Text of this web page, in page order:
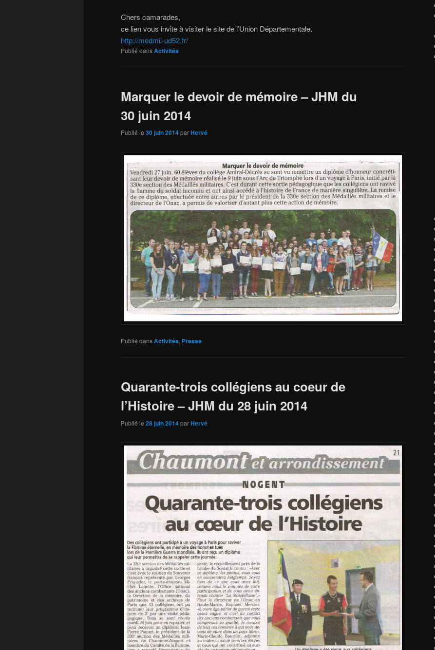
Chers camarades,
ce lien vous invite à visiter le site de l’Union Départementale.
http://medmil-ud52.fr/
Publié dansActivités
Marquer le devoir de mémoire – JHM du
30 juin 2014
Publié le 30 juin 2014parHervé
Publié dansActivités, Presse
Quarante-trois collégiens au coeur de
l’Histoire – JHM du 28 juin 2014
Publié le 28 juin 2014parHervé